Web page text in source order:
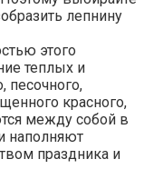
лепнину
этого
теплых и
песочного,
красного,
между собой в
наполняют
праздника и